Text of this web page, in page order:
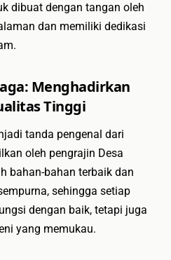
dibuat dengan tangan oleh
dan memiliki dedikasi
Menghadirkan
Tinggi
tanda pengenal dari
oleh pengrajin Desa
bahan-bahan terbaik dan
sehingga setiap
dengan baik, tetapi juga
yang memukau.